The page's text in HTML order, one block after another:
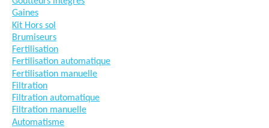
Gaines
Kit Hors sol
Brumiseurs
Fertilisation
Fertilisation automatique
Fertilisation manuelle
Filtration
Filtration automatique
Filtration manuelle
Automatisme